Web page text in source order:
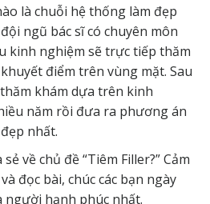
là chuỗi hệ thống làm đẹp
ngũ bác sĩ có chuyên môn
kinh nghiệm sẽ trực tiếp thăm
điểm trên vùng mặt. Sau
khám dựa trên kinh
năm rồi đưa ra phương án
nhất.
về chủ đề “Tiêm Filler?” Cảm
đọc bài, chúc các bạn ngày
người hạnh phúc nhất.